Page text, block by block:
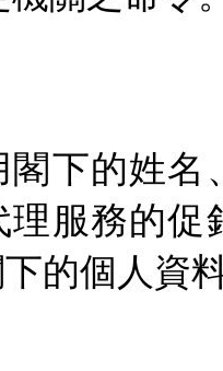
閣下的姓
理服務的
的個人資